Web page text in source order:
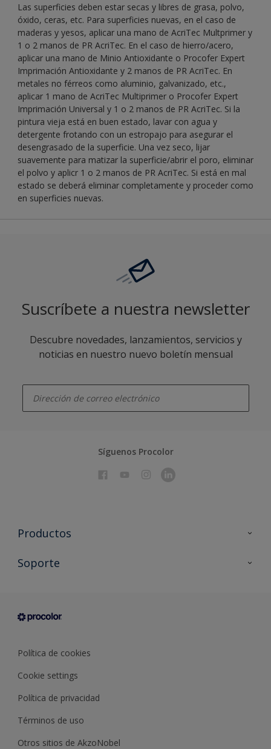
Las superficies deben estar secas y libres de grasa, polvo,
óxido, ceras, etc. Para superficies nuevas, en el caso de
maderas y yesos, aplicar una mano de AcriTec Multprimer y
1 o 2 manos de PR AcriTec. En el caso de hierro/acero,
aplicar una mano de Minio Antioxidante o Procofer Expert
Imprimación Antioxidante y 2 manos de PR AcriTec. En
metales no férreos como aluminio, galvanizado, etc.,
aplicar 1 mano de AcriTec Multiprimer o Procofer Expert
Imprimación Universal y 1 o 2 manos de PR AcriTec. Si la
pintura vieja está en buen estado, lavar con agua y
detergente frotando con un estropajo para asegurar el
desengrasado de la superficie. Una vez seco, lijar
suavemente para matizar la superficie/abrir el poro, eliminar
el polvo y aplicr 1 o 2 manos de PR AcriTec. Si está en mal
estado se deberá eliminar completamente y proceder como
en superficies nuevas.
Suscríbete a nuestra newsletter
Descubre novedades, lanzamientos, servicios y
noticias en nuestro nuevo boletín mensual
Síguenos Procolor
Productos
Todos los productos
Condiciones generales de venta
Soporte
Sobre Procolor
Política de cookies
Cookie settings
Política de privacidad
Términos de uso
Otros sitios de AkzoNobel